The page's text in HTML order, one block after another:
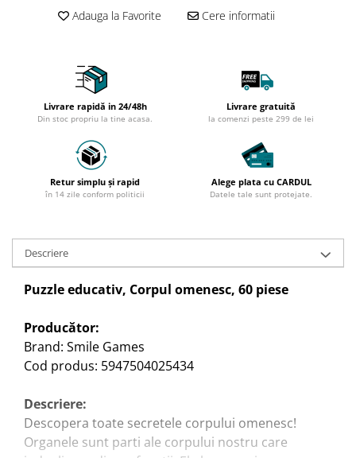
Jucarii de Baie
Scoala si Gradinita
Ingrijire Personala
Aparate Masaj
Aparate pentru manichiura-
Dermato-Cosmetice
Igiena Orala
Ingrijirea Tenului
Modelare Corporala
Articole Animale - Pet Shop
Adauga la Favorite Cere informatii
Livrare rapidă in 24/48h
Din stoc propriu la tine acasa.
Livrare gratuită
la comenzi peste 299 de lei
Retur simplu și rapid
în 14 zile conform politicii
Alege plata cu CARDUL
Datele tale sunt protejate.
Descriere
Puzzle educativ, Corpul omenesc, 60 piese
Producător:
Brand: Smile Games
Cod produs: 5947504025434
Descriere:
Descopera toate secretele corpului omenesc!
Organele sunt parti ale corpului nostru care